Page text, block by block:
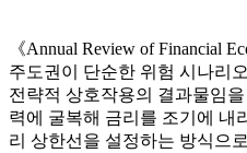
《Annual Review of Financial
주도권이 단순한 위험 시나리
전략적 상호작용의 결과물임
력에 굴복해 금리를 조기에 내
리 상한선을 설정하는 방식으